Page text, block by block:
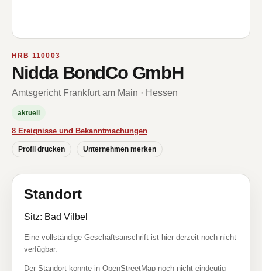
HRB 110003
Nidda BondCo GmbH
Amtsgericht Frankfurt am Main · Hessen
aktuell
8 Ereignisse und Bekanntmachungen
Profil drucken Unternehmen merken
Standort
Sitz: Bad Vilbel
Eine vollständige Geschäftsanschrift ist hier derzeit noch nicht
verfügbar.
Der Standort konnte in OpenStreetMap noch nicht eindeutig